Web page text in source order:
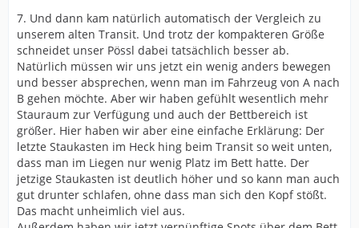
7. Und dann kam natürlich automatisch der Vergleich zu
unserem alten Transit. Und trotz der kompakteren Größe
schneidet unser Pössl dabei tatsächlich besser ab.
Natürlich müssen wir uns jetzt ein wenig anders bewegen
und besser absprechen, wenn man im Fahrzeug von A nach
B gehen möchte. Aber wir haben gefühlt wesentlich mehr
Stauraum zur Verfügung und auch der Bettbereich ist
größer. Hier haben wir aber eine einfache Erklärung: Der
letzte Staukasten im Heck hing beim Transit so weit unten,
dass man im Liegen nur wenig Platz im Bett hatte. Der
jetzige Staukasten ist deutlich höher und so kann man auch
gut drunter schlafen, ohne dass man sich den Kopf stößt.
Das macht unheimlich viel aus.